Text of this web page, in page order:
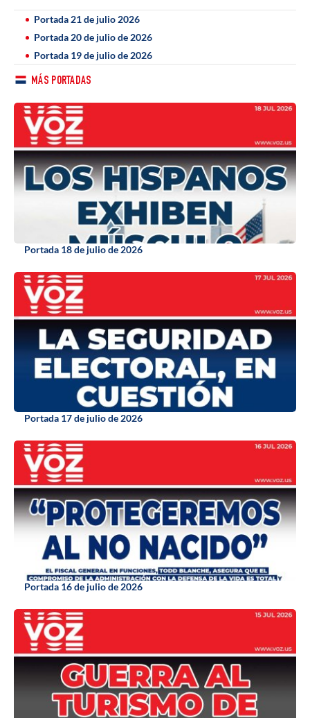
Portada 21 de julio 2026
Portada 20 de julio de 2026
Portada 19 de julio de 2026
MÁS PORTADAS
Portada 18 de julio de 2026
Portada 17 de julio de 2026
Portada 16 de julio de 2026